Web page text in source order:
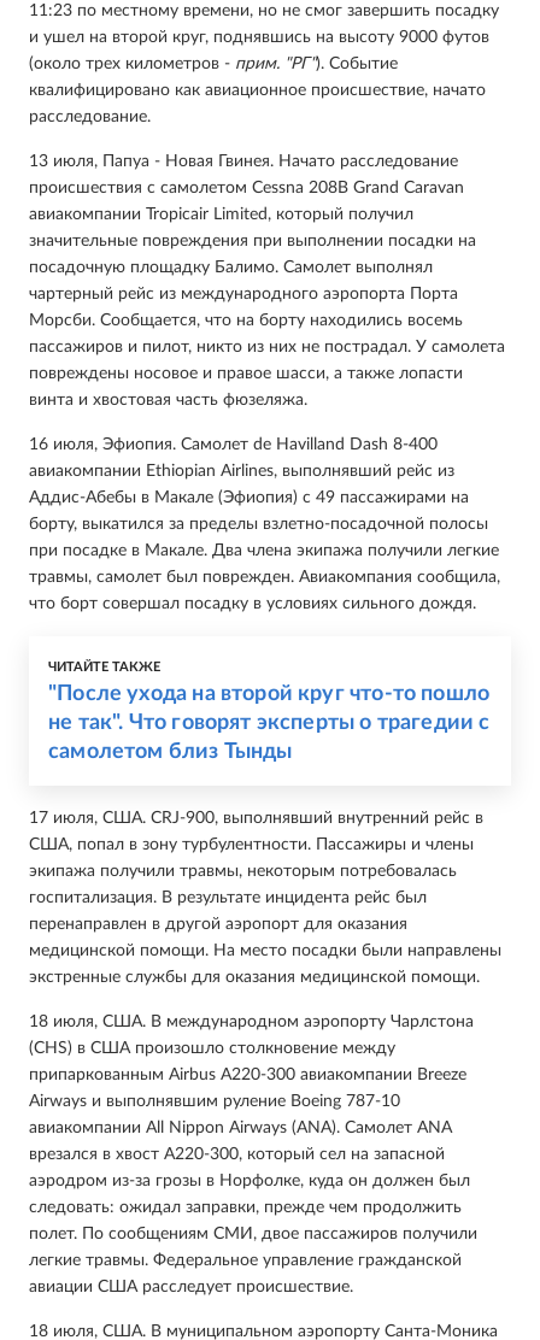
11:23 по местному времени, но не смог завершить посадку
и ушел на второй круг, поднявшись на высоту 9000 футов
(около трех километров - прим. "РГ"). Событие
квалифицировано как авиационное происшествие, начато
расследование.
13 июля, Папуа - Новая Гвинея. Начато расследование
происшествия с самолетом Cessna 208B Grand Caravan
авиакомпании Tropicair Limited, который получил
значительные повреждения при выполнении посадки на
посадочную площадку Балимо. Самолет выполнял
чартерный рейс из международного аэропорта Порта
Морсби. Сообщается, что на борту находились восемь
пассажиров и пилот, никто из них не пострадал. У самолета
повреждены носовое и правое шасси, а также лопасти
винта и хвостовая часть фюзеляжа.
16 июля, Эфиопия. Самолет de Havilland Dash 8-400
авиакомпании Ethiopian Airlines, выполнявший рейс из
Аддис-Абебы в Макале (Эфиопия) с 49 пассажирами на
борту, выкатился за пределы взлетно-посадочной полосы
при посадке в Макале. Два члена экипажа получили легкие
травмы, самолет был поврежден. Авиакомпания сообщила,
что борт совершал посадку в условиях сильного дождя.
ЧИТАЙТЕ ТАКЖЕ
"После ухода на второй круг что-то пошло
не так". Что говорят эксперты о трагедии с
самолетом близ Тынды
17 июля, США. CRJ-900, выполнявший внутренний рейс в
США, попал в зону турбулентности. Пассажиры и члены
экипажа получили травмы, некоторым потребовалась
госпитализация. В результате инцидента рейс был
перенаправлен в другой аэропорт для оказания
медицинской помощи. На место посадки были направлены
экстренные службы для оказания медицинской помощи.
18 июля, США. В международном аэропорту Чарлстона
(CHS) в США произошло столкновение между
припаркованным Airbus A220-300 авиакомпании Breeze
Airways и выполнявшим руление Boeing 787-10
авиакомпании All Nippon Airways (ANA). Самолет ANA
врезался в хвост A220-300, который сел на запасной
аэродром из-за грозы в Норфолке, куда он должен был
следовать: ожидал заправки, прежде чем продолжить
полет. По сообщениям СМИ, двое пассажиров получили
легкие травмы. Федеральное управление гражданской
авиации США расследует происшествие.
18 июля, США. В муниципальном аэропорту Санта-Моника